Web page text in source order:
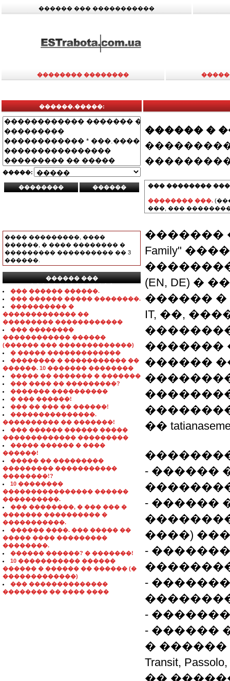
������ ��� �����������
�������� ��������
������.�����:
�����:
���� ���������, ����
������, � ���� �������� �
��������� ���������� �� 3
������.
������ ���
���������������
��� ������ ������.
��� ������ ����� ��������.
���������� �
������������� ��
��������� ������������
��� ��������
������������ ������
(������ ��� �������������)
� ����� �������������
�������� � ����������� ��
������. 10 ������� ��������
����� �� ������� � �������
��� ���� �� ���������?
������� ����������
� ��� ������!
��� �� ��� �� ������!
���������������.
���������� �� �������!
��� ������ ������ �����
������������� ���������
����� ������ � ����
������!
����� �� ���������
��������� �����������
��������!?
10 ��������
���������������� ������
����������.
��� ��������, � ��� ��� �
������� ���������� �
�����������.
������ ����. ��� ����� ��
����� ���� ���������
��������.
������ ������? � �������!
10 ����������� ������
������ � ������ �� ������ (�
�������������)
��� ��������������
�������� �� ���� ����
������ �
��� ��������
�������� ���.
���, ���
�������
Family"
(EN, DE)
������
IT, ��,
�������
������
��
- ������
- ������
����)
-
-
-
- ������
� ������
Transit,
��